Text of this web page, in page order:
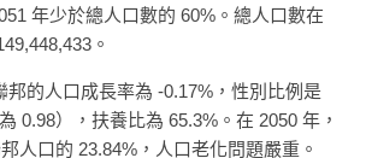
年少於總人口數的 60%。總人口數在
。
邦的人口成長率為 -0.17%，性別比例是
0.98），扶養比為 65.3%。在 2050 年，
人口的 23.84%，人口老化問題嚴重。